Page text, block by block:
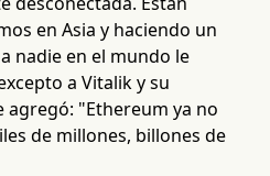
en Asia y haciendo un
nadie en el mundo le
a Vitalik y su
agregó: "Ethereum ya no
de millones, billones de